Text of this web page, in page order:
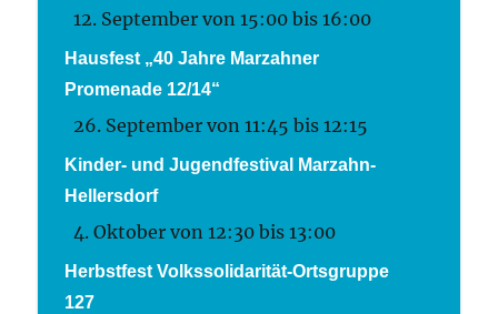
12. September von 15:00 bis16:00
Hausfest „40 Jahre Marzahner
Promenade 12/14“
26. September von 11:45 bis12:15
Kinder- und Jugendfestival Marzahn-
Hellersdorf
4. Oktober von 12:30 bis13:00
Herbstfest Volkssolidarität-Ortsgruppe
127